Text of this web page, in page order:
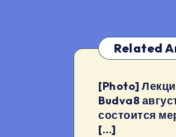
Related
[Photo]
Budva8
состоится
[…]